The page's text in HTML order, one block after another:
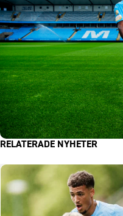
RELATERADE NYHETER